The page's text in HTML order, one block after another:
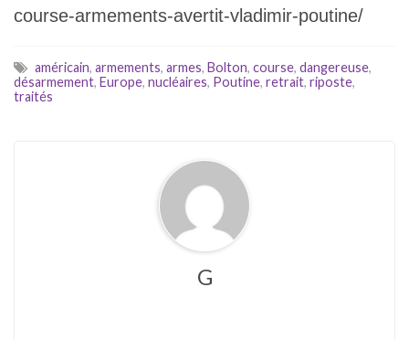
course-armements-avertit-vladimir-poutine/
américain, armements, armes, Bolton, course, dangereuse,
désarmement, Europe, nucléaires, Poutine, retrait, riposte,
traités
G